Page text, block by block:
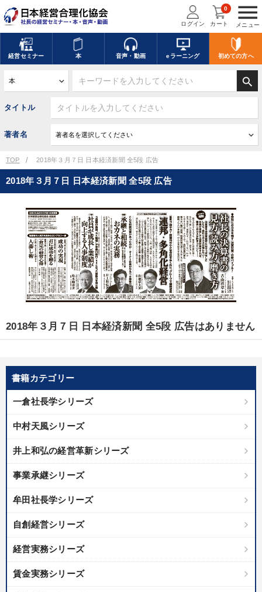
menu
メニュー
ログイン カート
0
経営セミナー 本 音声・動画 eラーニング 初めての方へ
search
タイトル
著者名
TOP 2018年３月７日 日本経済新聞 全5段 広告
書籍カテゴリー
一倉社長学シリーズ
中村天風シリーズ
井上和弘の経営革新シリーズ
事業承継シリーズ
牟田社長学シリーズ
自創経営シリーズ
経営実務シリーズ
賃金実務シリーズ
2018年３月７日 日本経済新聞 全5段 広告
2018年３月７日 日本経済新聞 全5段 広告はありません